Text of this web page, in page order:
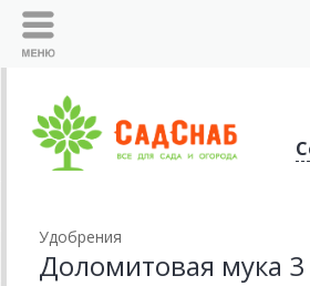
Удобрения
Доломитовая мука 3